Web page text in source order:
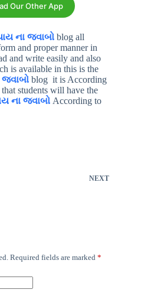
Our Other App
ના જવાબો blog all
and proper manner in
and write easily and also
is available in this is the
જવાબો blog it is According
students will have the
ના જવાબો According to
NEXT
Required fields are marked *